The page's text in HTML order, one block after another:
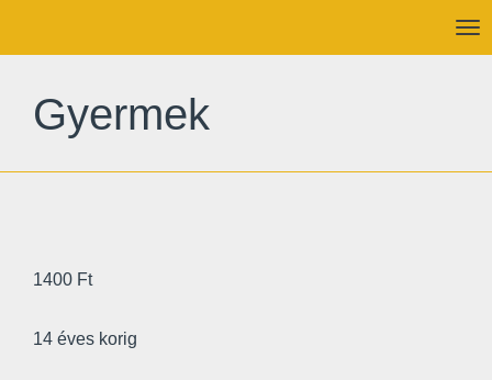
Gyermek
1400 Ft
14 éves korig